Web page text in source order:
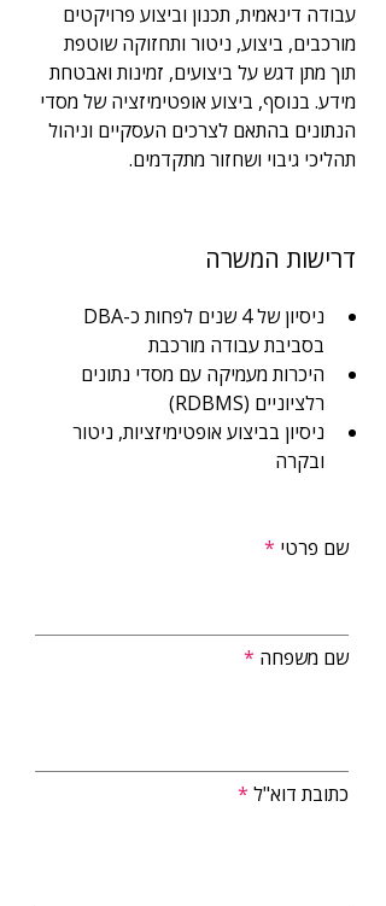
עבודה דינאמית, תכנון וביצוע פרויקטים
מורכבים, ביצוע, ניטור ותחזוקה שוטפת
תוך מתן דגש על ביצועים, זמינות ואבטחת
מידע. בנוסף, ביצוע אופטימיזציה של מסדי
הנתונים בהתאם לצרכים העסקיים וניהול
תהליכי גיבוי ושחזור מתקדמים.
דרישות המשרה
בסביבת עבודה מורכבת
היכרות מעמיקה עם מסדי נתונים
רלציוניים (RDBMS)
ניסיון בביצוע אופטימיזציות, ניטור
ובקרה
שם פרטי
שם משפחה
כתובת דוא"ל